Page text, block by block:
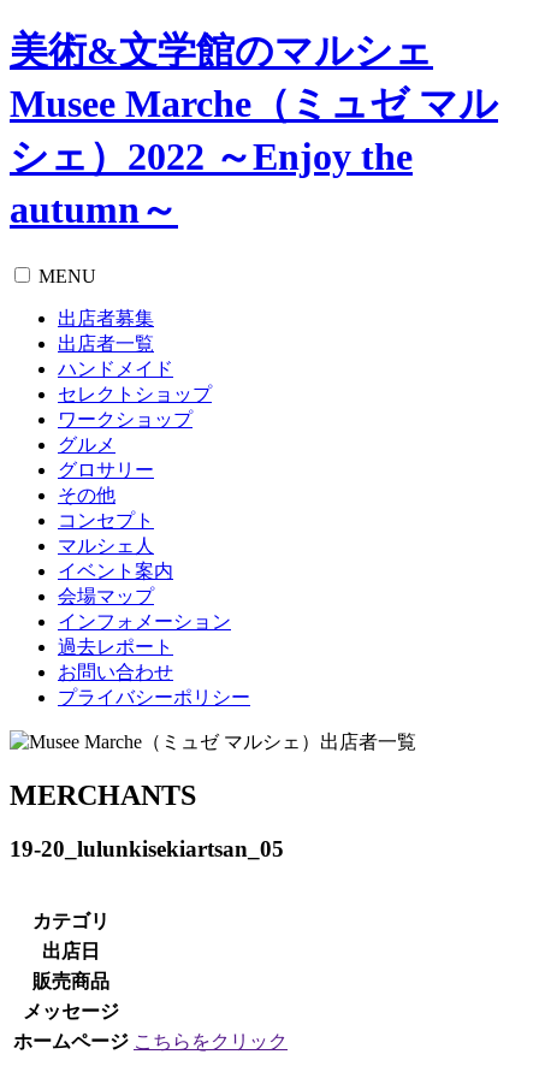
美術&文学館のマルシェ
Musee Marche（ミュゼ マル
シェ）2022 ～Enjoy the
autumn～
MENU
出店者募集
出店者一覧
ハンドメイド
セレクトショップ
ワークショップ
グルメ
グロサリー
その他
コンセプト
マルシェ人
イベント案内
会場マップ
インフォメーション
過去レポート
お問い合わせ
プライバシーポリシー
MERCHANTS
19-20_lulunkisekiartsan_05
カテゴリ
出店日
販売商品
メッセージ
ホームページ こちらをクリック